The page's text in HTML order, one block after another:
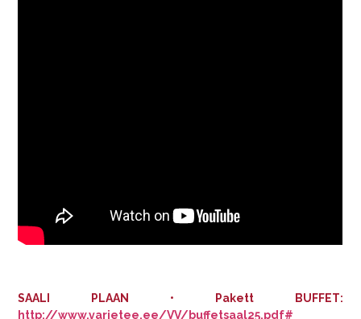
SAALI PLAAN • Pakett BUFFET:
http://www.varietee.ee/VV/buffetsaal25.pdf#